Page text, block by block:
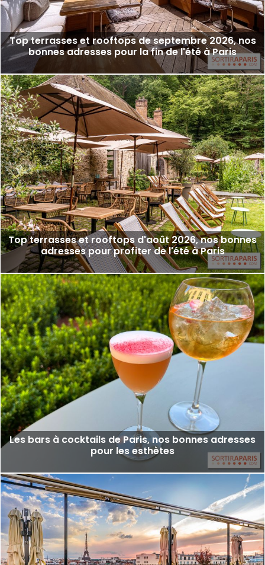
Top terrasses et rooftops de septembre 2026, nos
bonnes adresses pour la fin de l'été à Paris
Top terrasses et rooftops d'août 2026, nos bonnes
adresses pour profiter de l'été à Paris
Les bars à cocktails de Paris, nos bonnes adresses
pour les esthètes